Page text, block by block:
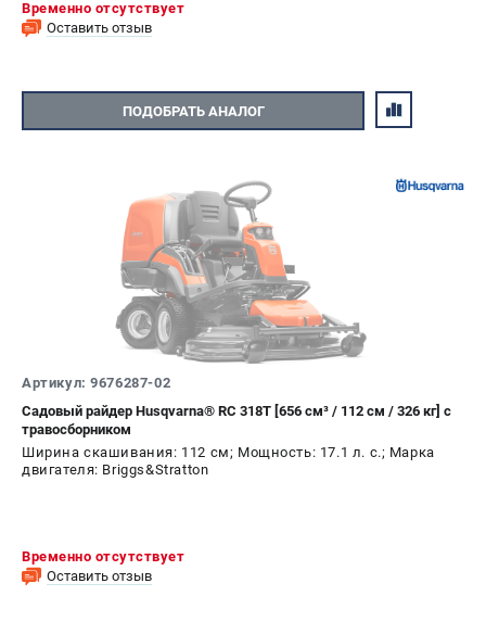
Временно отсутствует
Оставить отзыв
ПОДОБРАТЬ АНАЛОГ
Артикул: 9676287-02
Садовый райдер Husqvarna® RC 318T [656 см³ / 112 см / 326 кг] с
травосборником
Ширина скашивания: 112 см; Мощность: 17.1 л. с.; Марка
двигателя: Briggs&Stratton
Временно отсутствует
Оставить отзыв